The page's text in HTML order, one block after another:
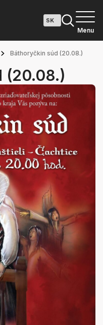
Menu
Báthoryčkin súd (20.08.)
(20.08.)